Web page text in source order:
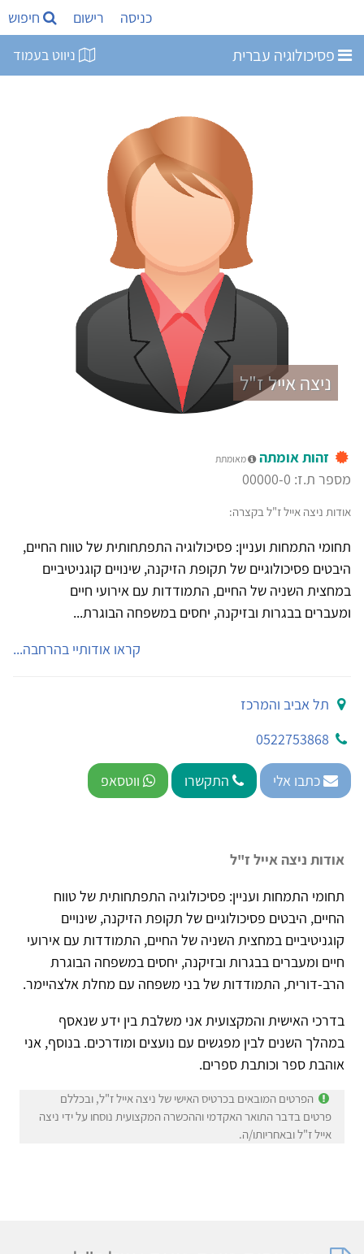
כניסה רישום חיפוש
פסיכולוגיה עברית ניווט בעמוד
ניצה אייל ז"ל
זהות אומתה מאומתת
מספר ת.ז: 00000-0
אודות ניצה אייל ז"ל בקצרה:
תחומי התמחות ועניין: פסיכולוגיה התפתחותית של טווח החיים,
היבטים פסיכולוגיים של תקופת הזיקנה, שינויים קוגניטיביים
במחצית השניה של החיים, התמודדות עם אירועי חיים
ומעברים בבגרות ובזיקנה, יחסים במשפחה הבוגרת...
קראו אודותיי בהרחבה...
תל אביב והמרכז
0522753868
כתבו אלי התקשרו ווטסאפ
אודות ניצה אייל ז"ל
תחומי התמחות ועניין: פסיכולוגיה התפתחותית של טווח
החיים, היבטים פסיכולוגיים של תקופת הזיקנה, שינויים
קוגניטיביים במחצית השניה של החיים, התמודדות עם אירועי
חיים ומעברים בבגרות ובזיקנה, יחסים במשפחה הבוגרת
הרב-דורית, התמודדות של בני משפחה עם מחלת אלצהיימר.
בדרכי האישית והמקצועית אני משלבת בין ידע שנאסף
במהלך השנים לבין מפגשים עם נועצים ומודרכים. בנוסף, אני
אוהבת ספר וכותבת ספרים.
הפרטים המובאים בכרטיס האישי של ניצה אייל ז"ל, ובכללם
פרטים בדבר התואר האקדמי וההכשרה המקצועית נוסחו על ידי ניצה
אייל ז"ל ובאחריותו/ה.